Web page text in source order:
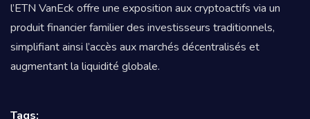
l’ETN VanEck offre une exposition aux cryptoactifs via un
produit financier familier des investisseurs traditionnels,
simplifiant ainsi l’accès aux marchés décentralisés et
augmentant la liquidité globale.
Tags: